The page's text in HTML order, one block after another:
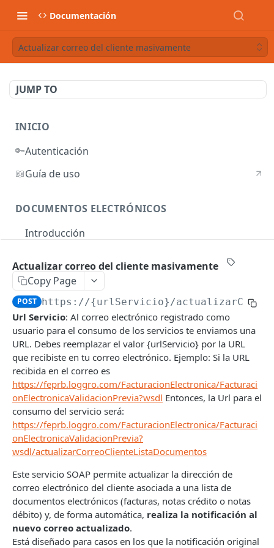
Documentación
Actualizar correo del cliente masivamente
JUMP TO
INICIO
🔑Autenticación
📖Guía de uso
DOCUMENTOS ELECTRÓNICOS
Introducción
Facturación Electrónica
Introducción
Autenticación
Consultar información de resolución DIAN
POST
Generar Documento Electrónico
Generar Documentos Electrónicos
masivamente
POST
Consultar Información Documento Electrónico POST
Consultar Información Documento Electrónico
Consultar Información Básica de Documentos
Electrónicos masivamente
Consultar Información Básica de Documentos
Electrónicos masivamente por ID
POST
Actualizar correo del cliente masivamente
Copy Page
POST https://{urlServicio}/
Url Servicio: Al correo electrónico registrado como
usuario para el consumo de los servicios te enviamos una
URL. Debes reemplazar el valor {urlServicio} por la URL
que recibiste en tu correo electrónico. Ejemplo: Si la URL
recibida en el correo es
https://feprb.loggro.com/FacturacionElectronica/Facturaci
onElectronicaValidacionPrevia?wsdl Entonces, la Url para el
consumo del servicio será:
https://feprb.loggro.com/FacturacionElectronica/Facturaci
onElectronicaValidacionPrevia?
wsdl/actualizarCorreoClienteListaDocumentos
Este servicio SOAP permite actualizar la dirección de
correo electrónico del cliente asociada a una lista de
documentos electrónicos (facturas, notas crédito o notas
débito) y, de forma automática, realiza la notificación al
nuevo correo actualizado.
Está diseñado para casos en los que la notificación original